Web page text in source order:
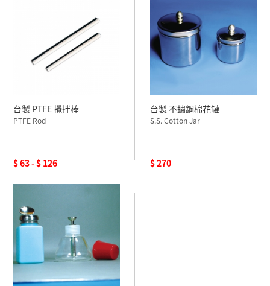
台製 PTFE 攪拌棒
PTFE Rod
$ 63 - $ 126
台製 不鏽鋼棉花罐
S.S. Cotton Jar
$ 270